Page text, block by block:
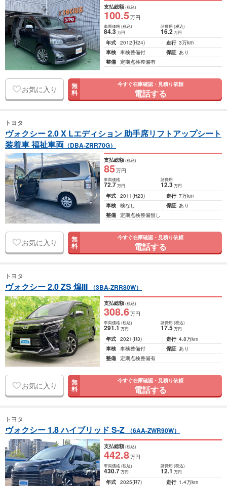
支払総額(税込)
100.5万円
車両価格(税込)
84.3万円
諸費用 (税込)
16.2 万円
年式 2012(H24) 走行 3万km
車検 車検整備付 保証 あり
整備 定期点検整備有
お気に入り 無
料
今すぐ在庫確認・見積り依頼
電話する
トヨタ
ヴォクシー 2.0 X Lエディション 助手席リフトアップシート
装着車 福祉車両 （DBA-ZRR70G）
支払総額(税込)
85万円
車両価格
72.7万円
諸費用
12.3 万円
年式 2011(H23) 走行 7万km
車検 検なし 保証 あり
整備 定期点検整備無し
お気に入り 無
料
今すぐ在庫確認・見積り依頼
電話する
トヨタ
ヴォクシー 2.0 ZS 煌III （3BA-ZRR80W）
支払総額(税込)
308.6万円
車両価格(税込)
291.1万円
諸費用 (税込)
17.5 万円
年式 2021(R3) 走行 4.8万km
車検 車検整備付 保証 あり
整備 定期点検整備有
お気に入り 無
料
今すぐ在庫確認・見積り依頼
電話する
トヨタ
ヴォクシー 1.8 ハイブリッド S-Z （6AA-ZWR90W）
支払総額(税込)
442.8万円
車両価格(税込)
430.7万円
諸費用 (税込)
12.1 万円
年式 2025(R7) 走行 1.4万km